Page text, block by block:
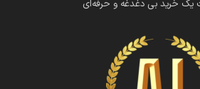
یک خرید بی دغدغه و حرفه‌ای